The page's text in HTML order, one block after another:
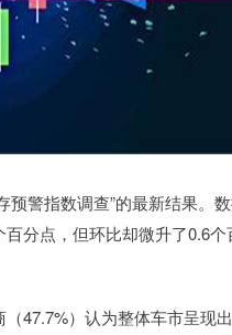
警指数调查”的最新结果。
分点，但环比却微升了0.6
47.7%）认为整体车市呈现